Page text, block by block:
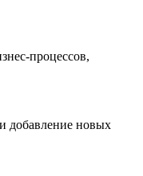
процессов,
добавление новых